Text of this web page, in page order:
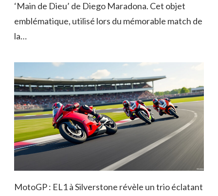
‘Main de Dieu’ de Diego Maradona. Cet objet
emblématique, utilisé lors du mémorable match de
la…
MotoGP : EL1 à Silverstone révèle un trio éclatant